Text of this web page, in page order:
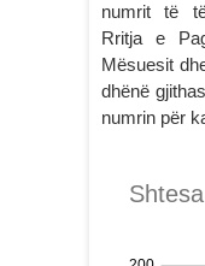
numrit të
Rritja e
Mësuesit
dhënë
numrin për